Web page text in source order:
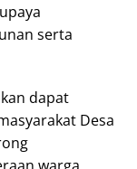
serta
dapat
Desa